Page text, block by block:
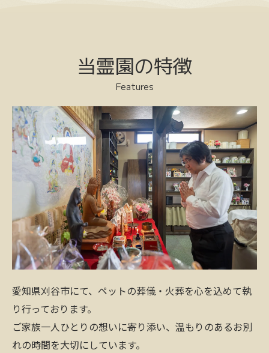
Features
当霊園の特徴
愛知県刈谷市にて、ペットの葬儀・火葬を心を込めて執
り行っております。
ご家族一人ひとりの想いに寄り添い、温もりのあるお別
れの時間を大切にしています。